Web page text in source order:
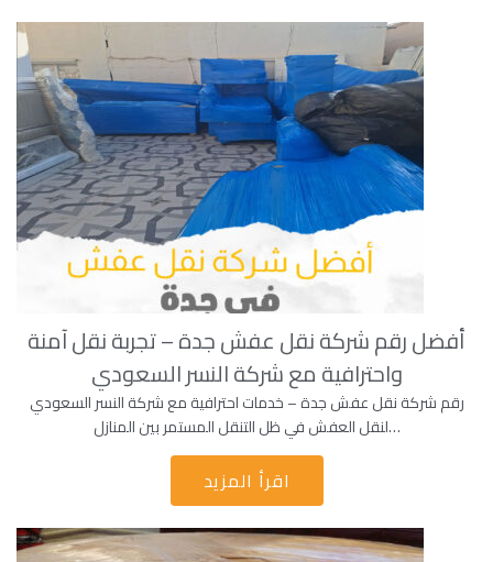
أفضل رقم شركة نقل عفش جدة – تجربة نقل آمنة
واحترافية مع شركة النسر السعودي
رقم شركة نقل عفش جدة – خدمات احترافية مع شركة النسر السعودي
لنقل العفش في ظل التنقل المستمر بين المنازل…
اقرأ المزيد